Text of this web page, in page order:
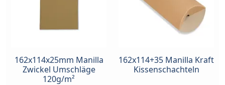
162x114x25mm Manilla
Zwickel Umschläge
120g/m²
162x114+35 Manilla Kraft
Kissenschachteln